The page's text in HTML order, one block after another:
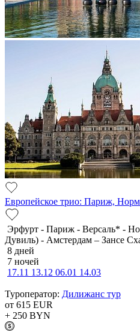
Европейское трио: Париж,
Эрфурт - Париж - Версаль* -
Дувиль) - Амстердам – Зансе
8 дней
7 ночей
17.11 13.12 06.01 14.03
Туроператор: Дилижанс тур
от 615 EUR
+ 250 BYN